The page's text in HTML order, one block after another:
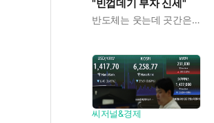
"빈껍데기 부자 신세"
반도체는 웃는데 곳간은 운다
씨저널&경제